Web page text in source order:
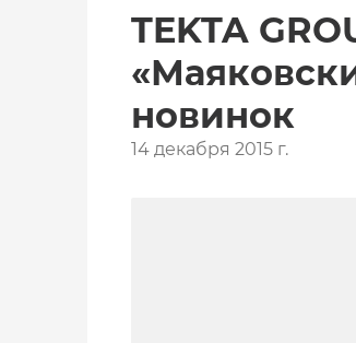
TEKTA
новинок
14 декабря 2015 г.